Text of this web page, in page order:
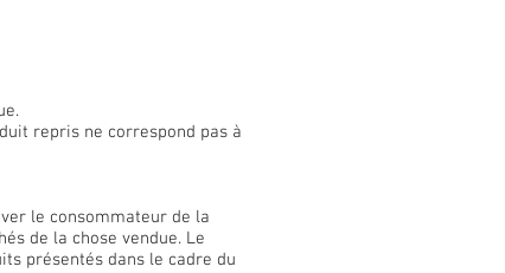
repris ne correspond pas à
le consommateur de la
de la chose vendue. Le
présentés dans le cadre du